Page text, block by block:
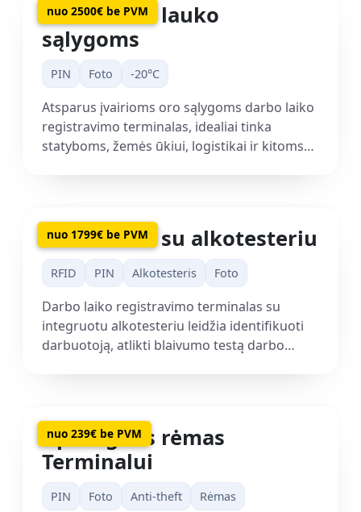
nuo 2500€ be PVM
Terminalas lauko
sąlygoms
PIN Foto -20°C
Atsparus įvairioms oro sąlygoms darbo laiko
registravimo terminalas, idealiai tinka
statyboms, žemės ūkiui, logistikai ir kitoms
nuo 1799€ be PVM
Terminalas su alkotesteriu
RFID PIN Alkotesteris Foto
Darbo laiko registravimo terminalas su
integruotu alkotesteriu leidžia identifikuoti
darbuotoją, atlikti blaivumo testą darbo
nuo 239€ be PVM
Apsauginis rėmas
Terminalui
PIN Foto Anti-theft Rėmas